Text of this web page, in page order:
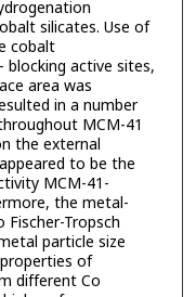
silicates. Use of
cobalt
blocking active sites,
area was
in a number
MCM-41
the external
to be the
MCM-41-
the metal-
Tropsch
particle size
of
different Co